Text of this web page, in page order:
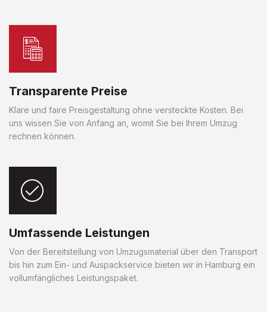
Transparente Preise
Klare und faire Preisgestaltung ohne versteckte Kosten. Bei
uns wissen Sie von Anfang an, womit Sie bei Ihrem Umzug
rechnen können.
Umfassende Leistungen
Von der Bereitstellung von Umzugsmaterial über den Transport
bis hin zum Ein- und Auspackservice bieten wir in Hamburg ein
vollumfängliches Leistungspaket.